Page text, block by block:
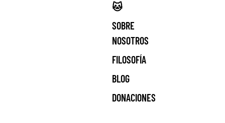
🐱
SOBRE
NOSOTROS
FILOSOFÍA
BLOG
DONACIONES